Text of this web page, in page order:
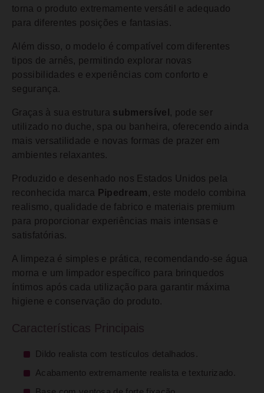
torna o produto extremamente versátil e adequado
para diferentes posições e fantasias.
Além disso, o modelo é compatível com diferentes
tipos de arnês, permitindo explorar novas
possibilidades e experiências com conforto e
segurança.
Graças à sua estrutura submersível , pode ser
utilizado no duche, spa ou banheira, oferecendo ainda
mais versatilidade e novas formas de prazer em
ambientes relaxantes.
Produzido e desenhado nos Estados Unidos pela
reconhecida marca
Pipedream , este modelo combina
realismo, qualidade de fabrico e materiais premium
para proporcionar experiências mais intensas e
satisfatórias.
A limpeza é simples e prática, recomendando-se água
morna e um limpador específico para brinquedos
íntimos após cada utilização para garantir máxima
higiene e conservação do produto.
Características Principais
Dildo realista com testículos detalhados.
Acabamento extremamente realista e texturizado.